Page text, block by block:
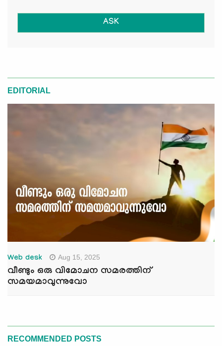
ASK
EDITORIAL
Web desk Aug 15, 2025
വീണ്ടും ഒരു വിമോചന സമരത്തിന്
സമയമാവുന്നുവോ
RECOMMENDED POSTS